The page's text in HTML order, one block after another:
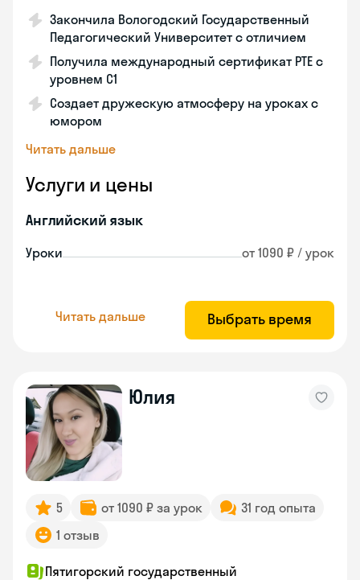
Закончила Вологодский Государственный
Педагогический Университет с отличием
Получила международный сертификат PTE с
уровнем C1
Создает дружескую атмосферу на уроках с
юмором
Читать дальше
Услуги и цены
Английский язык
Уроки от 1090 ₽ / урок
Читать дальше Выбрать время
Юлия
5 от 1090 ₽ за урок
31 год опыта
1 отзыв
Пятигорский государственный